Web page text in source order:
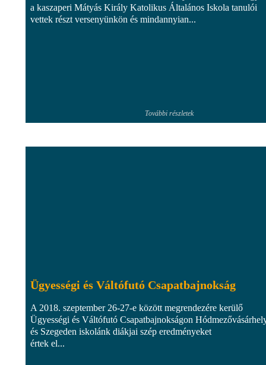
a kaszaperi Mátyás Király Katolikus Általános Iskola tanulói
vettek részt versenyünkön és mindannyian...
További részletek
Ügyességi és Váltófutó Csapatbajnokság
A 2018. szeptember 26-27-e között megrendezére kerülő
Ügyességi és Váltófutó Csapatbajnokságon
és Szegeden iskolánk diákjai szép eredményeket
értek el...